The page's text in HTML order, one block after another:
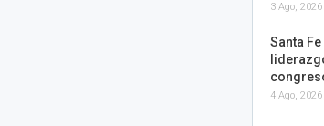
3 Ago, 2026
Santa
4 Ago, 2026